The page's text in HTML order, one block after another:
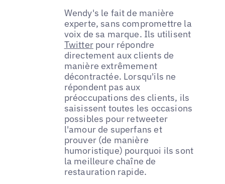
Wendy's le fait de manière
experte, sans compromettre la
voix de sa marque. Ils utilisent
Twitterpour répondre
directement aux clients de
manière extrêmement
décontractée. Lorsqu'ils ne
répondent pas aux
préoccupations des clients, ils
saisissent toutes les occasions
possibles pour retweeter
l'amour de superfans et
prouver (de manière
humoristique) pourquoi ils sont
la meilleure chaîne de
restauration rapide.